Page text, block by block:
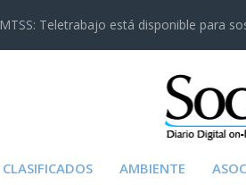
MTSS: Teletrabajo está disponible para
CLASIFICADOS AMBIENTE